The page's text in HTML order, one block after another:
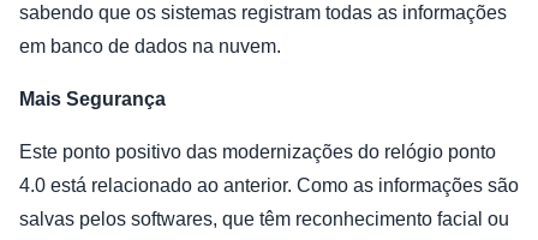
sabendo que os sistemas registram todas as informações
em banco de dados na nuvem.
Mais Segurança
Este ponto positivo das modernizações do relógio ponto
4.0 está relacionado ao anterior. Como as informações são
salvas pelos softwares, que têm reconhecimento facial ou